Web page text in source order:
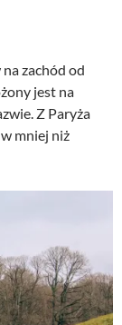
zachód od
jest na
Z Paryża
mniej niż